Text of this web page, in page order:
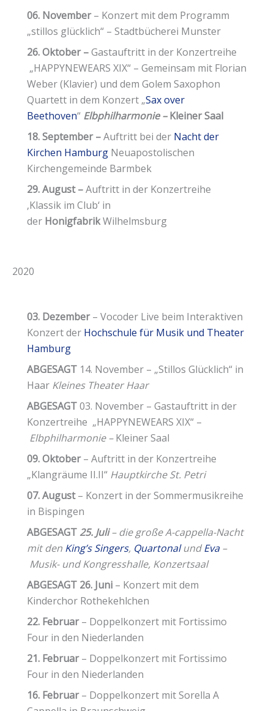
06. November– Konzert mit dem Programm
„stillos glücklich“ – Stadtbücherei Munster
26. Oktober –Gastauftritt in der Konzertreihe
„HAPPYNEWEARS XIX“ – Gemeinsam mit Florian
Weber (Klavier) und dem Golem Saxophon
Quartett in dem Konzert „Sax over
Beethoven“ Elbphilharmonie –Kleiner Saal
18. September –Auftritt bei der Nacht der
Kirchen Hamburg Neuapostolischen
Kirchengemeinde Barmbek
29. August –Auftritt in der Konzertreihe
‚Klassik im Club‘ in
der HonigfabrikWilhelmsburg
2020
03. Dezember– Vocoder Live beim Interaktiven
Konzert der Hochschule für Musik und Theater
Hamburg
ABGESAGT 14. November – „Stillos Glücklich“ in
Haar Kleines Theater Haar
ABGESAGT03. November – Gastauftritt in der
Konzertreihe „HAPPYNEWEARS XIX“ –
Elbphilharmonie –Kleiner Saal
09. Oktober– Auftritt in der Konzertreihe
„Klangräume II.II“ Hauptkirche St. Petri
07. August– Konzert in der Sommermusikreihe
in Bispingen
ABGESAGT 25. Juli– die große A-cappella-Nacht
mit den King’s Singers, QuartonalundEva–
Musik- und Kongresshalle, Konzertsaal
ABGESAGT 26. Juni – Konzert mit dem
Kinderchor Rothekehlchen
22. Februar– Doppelkonzert mit Fortissimo
Four in den Niederlanden
21. Februar– Doppelkonzert mit Fortissimo
Four in den Niederlanden
16. Februar– Doppelkonzert mit Sorella A